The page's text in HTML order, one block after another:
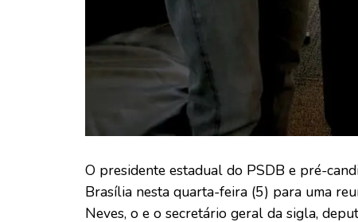
O presidente estadual do PSDB e pré-
Brasília nesta quarta-feira (5) para uma
Neves, o e o secretário geral da sigla,